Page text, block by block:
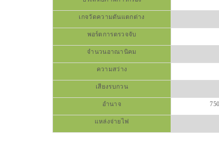
เกจวัดความดันแตกต่าง
พอร์ตการตรวจจับ
จำนวนอาณานิคม
ความสว่าง
เสียงรบกวน
อำนาจ
แหล่งจ่ายไฟ